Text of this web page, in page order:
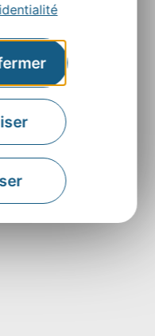
et du
– 12008 Rodez
Contactez-nous